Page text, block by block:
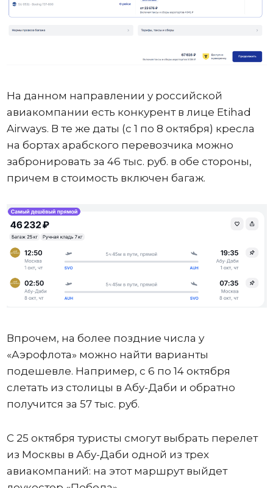
На данном направлении у российской
авиакомпании есть конкурент в лице Etihad
Airways. В те же даты (с 1 по 8 октября) кресла
на бортах арабского перевозчика можно
забронировать за 46 тыс. руб. в обе стороны,
причем в стоимость включен багаж.
Впрочем, на более поздние числа у
«Аэрофлота» можно найти варианты
подешевле. Например, с 6 по 14 октября
слетать из столицы в Абу-Даби и обратно
получится за 57 тыс. руб.
С 25 октября туристы смогут выбрать перелет
из Москвы в Абу-Даби одной из трех
авиакомпаний: на этот маршрут выйдет